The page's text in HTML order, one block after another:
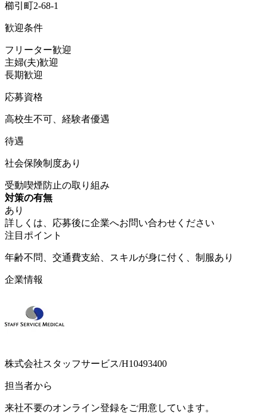
櫛引町2-68-1
歓迎条件
フリーター歓迎
主婦(夫)歓迎
長期歓迎
応募資格
高校生不可、経験者優遇
待遇
社会保険制度あり
受動喫煙防止の取り組み
対策の有無
あり
詳しくは、応募後に企業へお問い合わせください
注目ポイント
年齢不問、交通費支給、スキルが身に付く、制服あり
企業情報
株式会社スタッフサービス/H10493400
担当者から
来社不要のオンライン登録をご用意しています。